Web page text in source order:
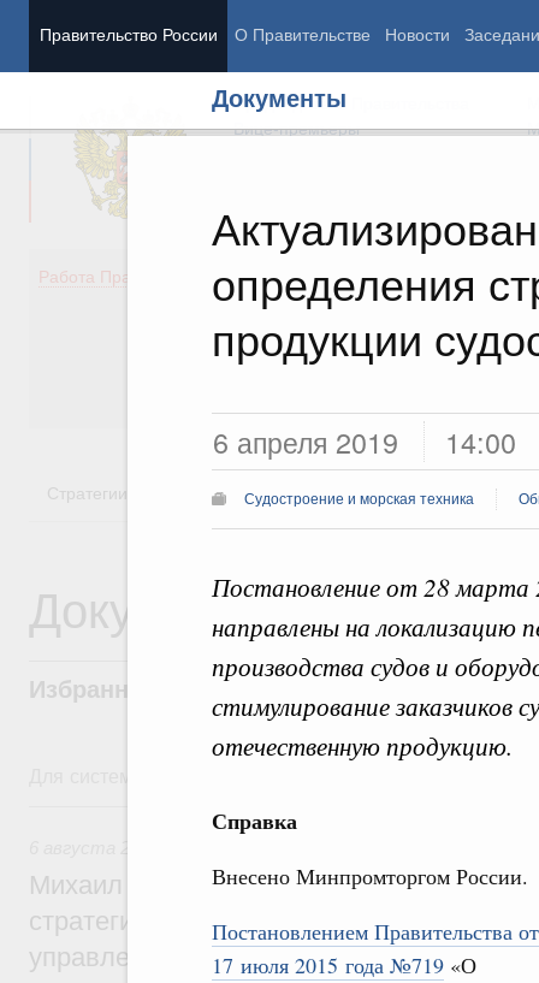
Правительство России О Правительстве Новости
Документы
определения
продукции
6 апреля 2019 14:00
Судостроение и морская техника
Постановление от 28
направлены на локализацию
производства судов и
стимулирование заказчиков
отечественную продукцию.
Справка
Внесено Минпромторгом России.
Постановлением Правительства от
17 июля 2015 года №719 «О
Председатель Правительства
Вице-премьеры
Работа Правительства
Демография
Здоровье
Культура
Стратегии Государственные программы
Документы
Избранные документы со справками к
Михаил Мишустин дал поручения по
стратегической сессии о
управления научно-технологическим